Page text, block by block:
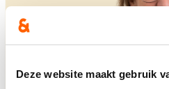
Deze website maakt gebruik